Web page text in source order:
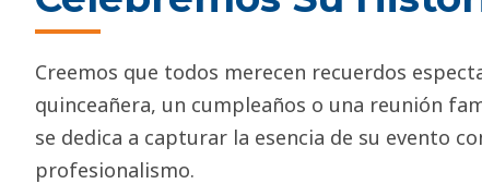
Creemos que todos merecen recuerdos
quinceañera, un cumpleaños o una reunión
se dedica a capturar la esencia de su evento
profesionalismo.